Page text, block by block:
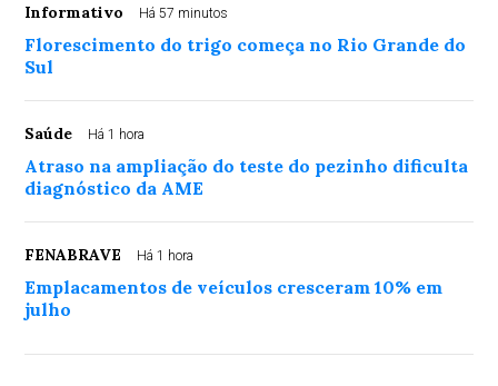
Informativo Há 57 minutos
Florescimento do trigo começa no Rio Grande do
Sul
Saúde Há 1 hora
Atraso na ampliação do teste do pezinho dificulta
diagnóstico da AME
FENABRAVE Há 1 hora
Emplacamentos de veículos cresceram 10% em
julho